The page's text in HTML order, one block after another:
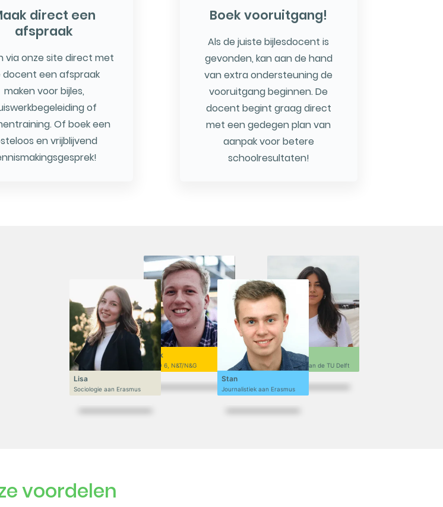
direct een
afspraak
via onze site direct met
docent een afspraak
maken voor bijles,
of
Of boek een
en vrijblijvend
Boek vooruitgang!
Als de juiste bijlesdocent is
gevonden, kan aan de hand
van extra ondersteuning de
vooruitgang beginnen. De
docent begint graag direct
met een gedegen plan van
aanpak voor betere
schoolresultaten!
Niek
VWO 6, N&T/N&G
Lisa
Sociologie aan Erasmus
Sofi
Ontwerpen aan de TU Delft
Stan
Journalistiek aan Erasmus
voordelen